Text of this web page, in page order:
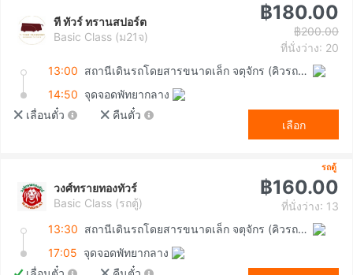
ที ทัวร์ ทรานสปอร์ต
Basic Class (ม21จ)
฿180.00
฿200.00
ที่นั่งว่าง: 20
13:00
สถานีเดินรถโดยสารขนาดเล็ก จตุจักร (คิวรถตู้หมอชิต 2)
14:50 จุดจอดพัทยากลาง
เลื่อนตั๋ว
คืนตั๋ว
เลือก
รถตู้
วงศ์ทรายทองทัวร์
Basic Class (รถตู้)
฿160.00
ที่นั่งว่าง: 13
13:30
สถานีเดินรถโดยสารขนาดเล็ก จตุจักร (คิวรถตู้หมอชิต 2)
17:05 จุดจอดพัทยากลาง